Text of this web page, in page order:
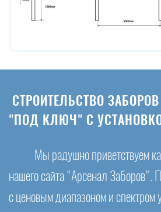
СТРОИТЕЛЬСТВО
"ПОД КЛЮЧ" С
Мы радушно приветствуем
нашего сайта "Арсенал Заборов".
с ценовым диапазоном и спектром